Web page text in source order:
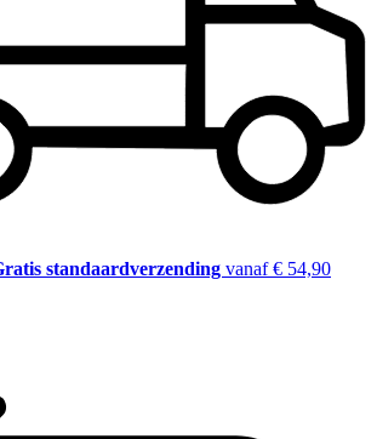
standaardverzending vanaf € 54,90